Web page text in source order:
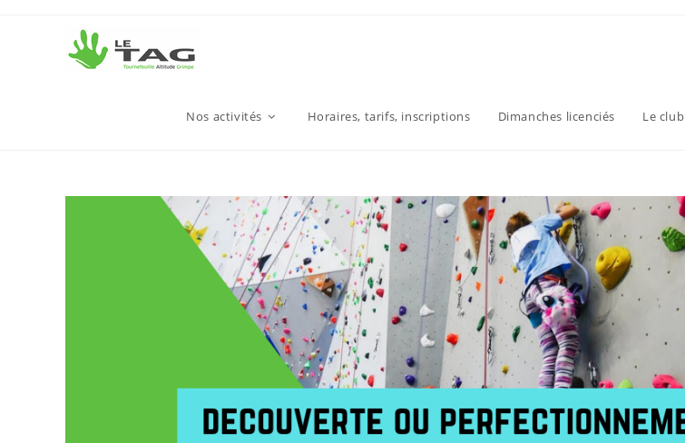
Nos activités Horaires, tarifs, inscriptions Dimanches licenciés Le club